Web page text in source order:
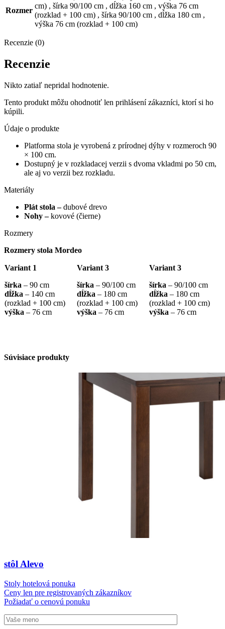
Rozmer
cm) , šírka 90/100 cm , dĺžka 160 cm , výška 76 cm
(rozklad + 100 cm) , šírka 90/100 cm , dĺžka 180 cm ,
výška 76 cm (rozklad + 100 cm)
Recenzie (0)
Recenzie
Nikto zatiaľ nepridal hodnotenie.
Tento produkt môžu ohodnotiť len prihlásení zákazníci, ktorí si ho
kúpili.
Údaje o produkte
Platforma stola je vyrobená z prírodnej dýhy v rozmeroch 90
× 100 cm.
Dostupný je v rozkladacej verzii s dvoma vkladmi po 50 cm,
ale aj vo verzii bez rozkladu.
Materiály
Plát stola –dubové drevo
Nohy –kovové (čierne)
Rozmery
Rozmery stola Mordeo
Variant 1
šírka – 90 cm
dĺžka – 140 cm
(rozklad + 100 cm)
výška – 76 cm
Variant 3
šírka – 90/100 cm
dĺžka – 180 cm
(rozklad + 100 cm)
výška – 76 cm
Variant 3
šírka – 90/100 cm
dĺžka – 180 cm
(rozklad + 100 cm)
výška – 76 cm
Súvisiace produkty
stôl Alevo
Stoly hotelová ponuka
Ceny len pre registrovaných zákazníkov
Požiadať o cenovú ponuku